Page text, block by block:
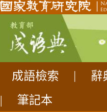
成語檢索 辭
|
筆記本